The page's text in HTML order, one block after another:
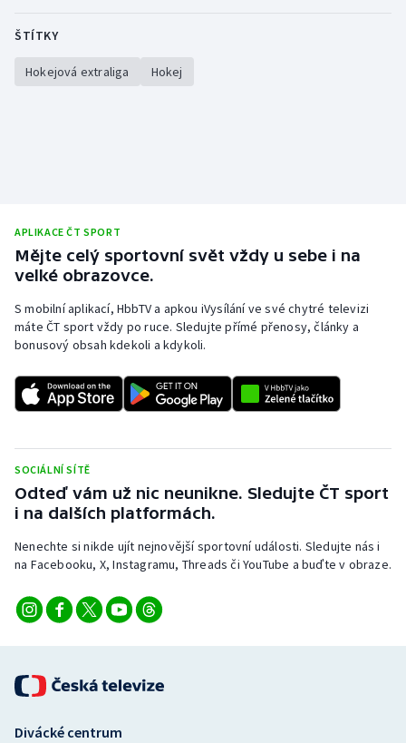
ŠTÍTKY
Hokejová extraliga Hokej
APLIKACE ČT SPORT
Mějte celý sportovní svět vždy u sebe i na
velké obrazovce.
S mobilní aplikací, HbbTV a apkou iVysílání ve své chytré televizi
máte ČT sport vždy po ruce. Sledujte přímé přenosy, články a
bonusový obsah kdekoli a kdykoli.
SOCIÁLNÍ SÍTĚ
Odteď vám už nic neunikne. Sledujte ČT sport
i na dalších platformách.
Nenechte si nikde ujít nejnovější sportovní události. Sledujte nás i
na Facebooku, X, Instagramu, Threads či YouTube a buďte v obraze.
Divácké centrum